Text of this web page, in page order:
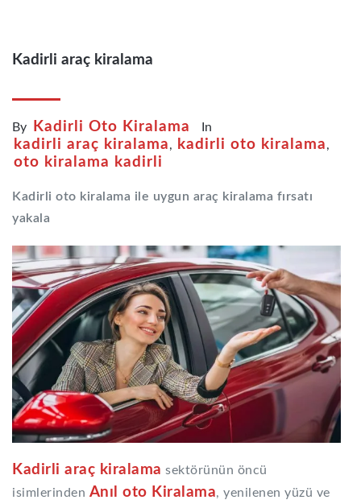
Kadirli araç kiralama
By Kadirli Oto Kiralama In
kadirli araç kiralama, kadirli oto kiralama,
oto kiralama kadirli
Kadirli oto kiralama ile uygun araç kiralama fırsatı
yakala
Kadirli araç kiralama sektörünün öncü
isimlerinden Anıl oto Kiralama, yenilenen yüzü ve